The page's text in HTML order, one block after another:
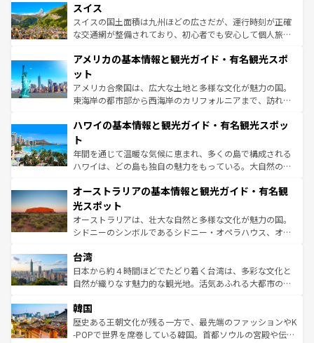
を参照してほしい。
は、お酒好きな人にはぜひ体験してほしい。 なお、新着の
ドイツ情報はコンテンツ一覧を参照してほしい。
リアごとに異なる魅力がある。また、優雅なアフタヌーン
ティー、ビール好きにはたまらない英国パブ、サッカー観
戦など、本場だからこそできる体験も豊富。イギリスを旅
ンツ一覧を参照してほしい。
スイス
スイスの国土面積は九州ほどの広さだが、運行時刻が正確
な交通網が整備されており、初心者でも安心して個人旅行
の建物がそのまま残る町や、スイスならではのユニークな
博物館もあり、アルプス観光だけでなく町歩きも満喫する
ことができる。国民の所得が高いため物価も高いが、旅行
者向けの交通パス提供のサービスもあり、うまく活用すれ
着のスイス情報はコンテンツ一覧を参照してほしい。
アメリカの基本情報と観光ガイド・有名観光スポ
ット
アメリカ合衆国は、広大な土地と多様な文化が魅力の国。
東海岸の都市部から西海岸のカリフォルニアまで、訪れる
のような巨大都市は、観光、ショッピング、エンターテイ
ンメントが詰まった刺激的なスポットだ。一方、アメリカ
西部には大自然が広がり、グランドキャニオンやイエロー
ストーン国立公園といった絶景が堪能できる。さらに、南
文化が魅力。旅行者はアメリカの各地域で異なる魅力を楽
しみながら、その多様性と豊かな歴史を感じることができ
るだろう。車でのロードトリップや列車の旅も、アメリカ
ならではの贅沢な旅のスタイルだ。 なお、新着のアメリカ
情報は コンテンツ一覧 を参照してほしい。
ハワイの基本情報と観光ガイド・有名観光スポッ
ト
年間を通じて温暖な気候に恵まれ、多くの島で構成される
ハワイは、どの島も独自の魅力をもっている。大自然の神
ワイ島は見逃せない。また、定番の観光地といえばオアフ
島だが、静かな自然を求めるならマウイ島やカウアイ島が
おすすめ。エメラルドグリーンに輝く海をはじめ、豊かな
文化や歴史が息づいている。「アロハスピリット」と呼ば
人々、おいしいローカルフードやハワイアンミュージッ
ク、伝統的なフラダンスなど、すべてがハワイの魅力を彩
っている。訪れるたびに新しい発見と感動が待っているハ
はコンテンツ一覧
オーストラリアの基本情報と観光ガイド・有名観
光スポット
オーストラリアは、壮大な自然と多様な文化が魅力の国。
シドニーのシンボルであるシドニー・オペラハウス、オー
リアリーフや大陸中央部にそびえるウルル（エアーズロッ
ク）、タスマニアの美しい原生林やケアンズの熱帯雨林な
ど、見どころがたくさん。また、カフェやワイン、オージ
いる。アクティビティも充実しており、サーフィンやダイ
ビング、ハイキングなど、アウトドア好きにはたまらな
い。オーストラリアの多彩な魅力を存分に味わいつくそ
台湾
日本から約４時間ほどでたどり着く台湾は、多彩な文化と
自然が織りなす魅力的な観光地。活気あふれる大都市の台
ン）、静ひつな山岳地帯である台湾東部など、都市の喧騒
と山間の静けさが共存しており、訪れる人に新しい発見と
驚きをもたらしてくれる。また、奥深い台湾の食文化も魅
韓国
歴史ある王朝文化が残る一方で、最先端のファッションやK
-POPで世界を席巻している韓国。首都ソウルの宮殿や伝統